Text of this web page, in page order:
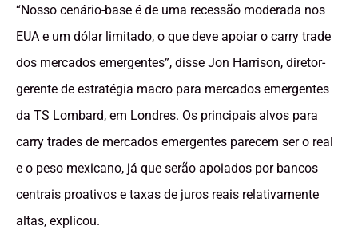
“Nosso cenário-base é de uma recessão moderada nos
EUA e um dólar limitado, o que deve apoiar o carry trade
dos mercados emergentes”, disse Jon Harrison, diretor-
gerente de estratégia macro para mercados emergentes
da TS Lombard, em Londres. Os principais alvos para
carry trades de mercados emergentes parecem ser o real
e o peso mexicano, já que serão apoiados por bancos
centrais proativos e taxas de juros reais relativamente
altas, explicou.